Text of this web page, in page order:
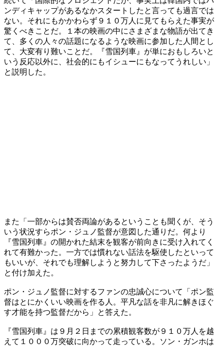
ンディキャップがあるなかスタートしたと言っても過言では
ない。それにもかかわらず９１０万人に見てもらえた事実が
驚くべきことだ。１本の映画の中にさまざまな物語が出てき
て、多くの人々の話題になるような映画に参加した人間とし
て、大変有り難いことだ。『雪国列車』が単におもしろいと
いう反応以外に、社会的にもイシューにもなってうれしい」
と説明した。
また「一部からは賛否両論があるということも聞くが、そう
いう状況すらポン・ジュノ監督が意図した通りだ。何より
『雪国列車』の開かれた結末を観客が前向きに受け入れてく
れて有難かった。一方では慣れない話法を駆使したといって
もいいが、それでも理解しようと努力して下さったようだ」
と付け加えた。
ポン・ジュノ監督に対するファンの忠誠心について「ポン監
督はとにかくいい映画を作る人。平凡な話を非凡に解きほぐ
す才能を持つ監督だから」と答えた。
『雪国列車』は９月２日までの累積観客数が９１０万人を越
えて１０００万突破に向かって走っている。ソン・ガンホは